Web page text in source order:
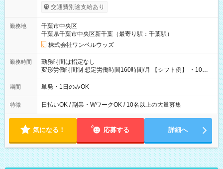
いOK！（規定あり） ┗働いたその日に現金GET♪ お仕事後はコ
ンビニATMから 日払い分を引き落とせます！ 【試用期間】試
交通費別途支給あり
勤務地
千葉市中央区
千葉県千葉市中央区新千葉（最寄り駅：千葉駅）
株式会社ワンベルウッズ
勤務時間
勤務時間は指定なし
変形労働時間制 想定労働時間160時間/月 【シフト例】 ・10：
00～20：00
期間 単発・1日のみOK
特徴 日払いOK / 副業・WワークOK / 10名以上の大量募集
気になる！ 応募する 詳細へ